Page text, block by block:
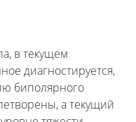
в текущем
диагностируется,
биполярного
а текущий